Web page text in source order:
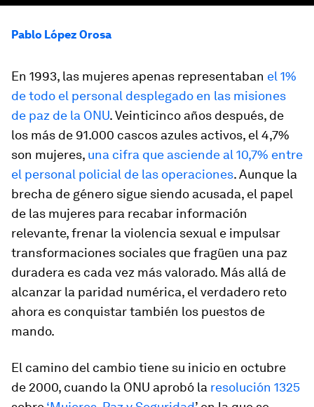
Pablo López Orosa
En 1993, las mujeres apenas representaban el 1%
de todo el personal desplegado en las misiones
de paz de la ONU. Veinticinco años después, de
los más de 91.000 cascos azules activos, el 4,7%
son mujeres, una cifra que asciende al 10,7% entre
el personal policial de las operaciones. Aunque la
brecha de género sigue siendo acusada, el papel
de las mujeres para recabar información
relevante, frenar la violencia sexual e impulsar
transformaciones sociales que fragüen una paz
duradera es cada vez más valorado. Más allá de
alcanzar la paridad numérica, el verdadero reto
ahora es conquistar también los puestos de
mando.
El camino del cambio tiene su inicio en octubre
de 2000, cuando la ONU aprobó la resolución 1325